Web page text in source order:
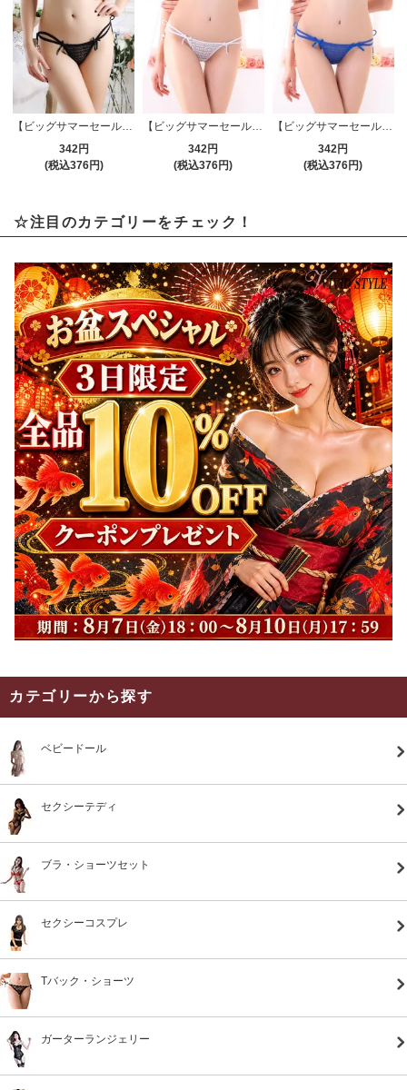
【ビッグサマーセール対象品】Tバック・ショーツ(T-BACK・SHORTS) 133bk
342円
(税込376円)
【ビッグサマーセール対象品】Tバック・ショーツ(T-BACK・SHORTS) 133wt
342円
(税込376円)
【ビッグサマーセール対象品】Tバック・ショーツ(T-BACK・SHORTS) 133bl
342円
(税込376円)
☆注目のカテゴリーをチェック！
カテゴリーから探す
ベビードール
セクシーテディ
ブラ・ショーツセット
セクシーコスプレ
Tバック・ショーツ
ガーターランジェリー